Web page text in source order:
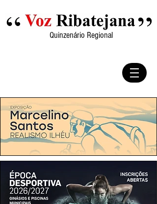
Quinzenário Regional